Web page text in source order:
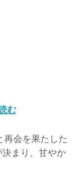
む
会を果たした
まり、甘やか